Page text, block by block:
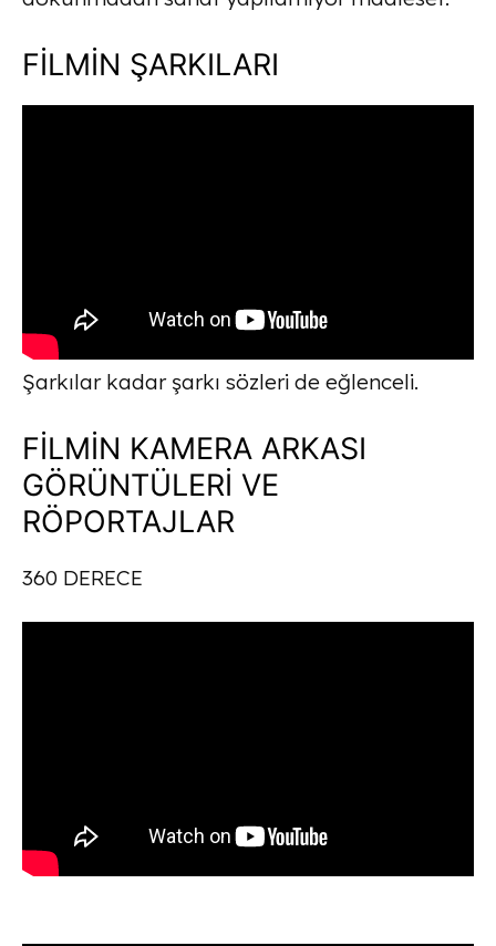
FİLMİN ŞARKILARI
Şarkılar kadar şarkı sözleri de eğlenceli.
FİLMİN KAMERA ARKASI
GÖRÜNTÜLERİ VE
RÖPORTAJLAR
360 DERECE